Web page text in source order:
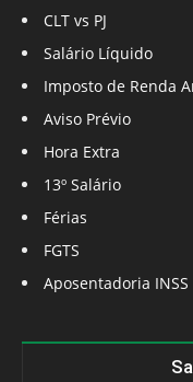
CLT vs PJ
Salário Líquido
Imposto de Renda
Aviso Prévio
Hora Extra
13º Salário
Férias
FGTS
Aposentadoria INSS